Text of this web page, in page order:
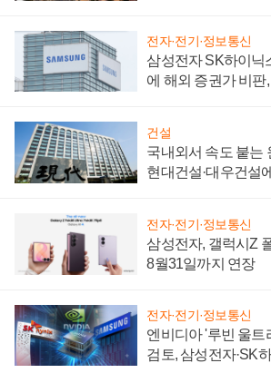
전자·전기·정보통신
삼성전자 SK하이닉
에 해외 증권가 비판
건설
국내외서 속도 붙는
현대건설·대우건설
전자·전기·정보통신
삼성전자, 갤럭시Z
8월31일까지 연장
전자·전기·정보통신
엔비디아 '루빈 울트
검토, 삼성전자·SK